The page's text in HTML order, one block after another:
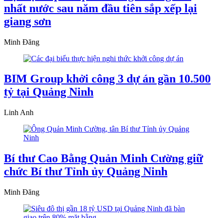
nhất nước sau năm đầu tiên sắp xếp lại
giang sơn
Minh Đăng
BIM Group khởi công 3 dự án gần 10.500
tỷ tại Quảng Ninh
Linh Anh
Bí thư Cao Bằng Quản Minh Cường giữ
chức Bí thư Tỉnh ủy Quảng Ninh
Minh Đăng